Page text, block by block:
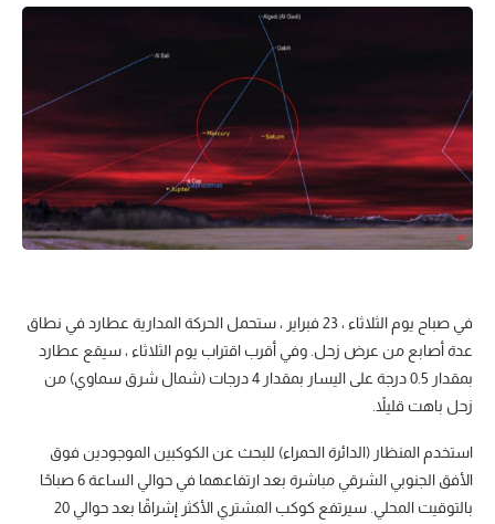
في صباح يوم الثلاثاء ، 23 فبراير ، ستحمل الحركة المدارية عطارد في نطاق
عدة أصابع من عرض زحل. وفي أقرب اقتراب يوم الثلاثاء ، سيقع عطارد
بمقدار 0.5 درجة على اليسار بمقدار 4 درجات (شمال شرق سماوي) من
زحل باهت قليلاً.
استخدم المنظار (الدائرة الحمراء) للبحث عن الكوكبين الموجودين فوق
الأفق الجنوبي الشرقي مباشرة بعد ارتفاعهما في حوالي الساعة 6 صباحًا
بالتوقيت المحلي. سيرتفع كوكب المشتري الأكثر إشراقًا بعد حوالي 20